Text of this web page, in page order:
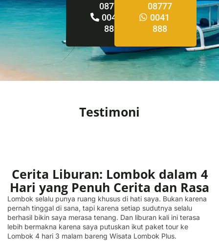
08777
0041
888
08777
0041
888
Testimoni
Cerita Liburan: Lombok dalam 4
Hari yang Penuh Cerita dan Rasa
Lombok selalu punya ruang khusus di hati saya. Bukan karena
pernah tinggal di sana, tapi karena setiap sudutnya selalu
berhasil bikin saya merasa tenang. Dan liburan kali ini terasa
lebih bermakna karena saya putuskan ikut paket tour ke
Lombok 4 hari 3 malam bareng Wisata Lombok Plus.